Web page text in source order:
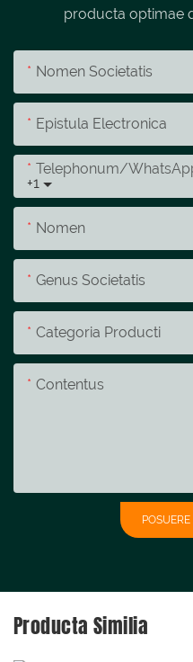
producta optimae
Nomen Societatis
Epistula Electronica
+1
Telephonum/
Nomen
Genus Societatis
Categoria Producti
Contentus
Producta Similia